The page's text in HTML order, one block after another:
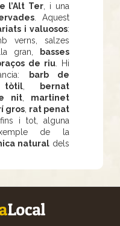
l’Alt Ter , i una
. Aquest
i valuosos:
verns, salzes
gran,
basses
de riu . Hi
barb de
tòtil,
bernat
nit, martinet
gros, rat penat
i tot, alguna
de la
naturaldels